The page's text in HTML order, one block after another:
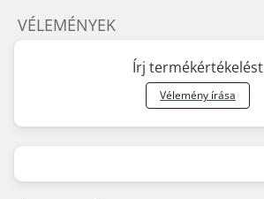
VÉLEMÉNYEK
Írj termékértékelést
Vélemény írása